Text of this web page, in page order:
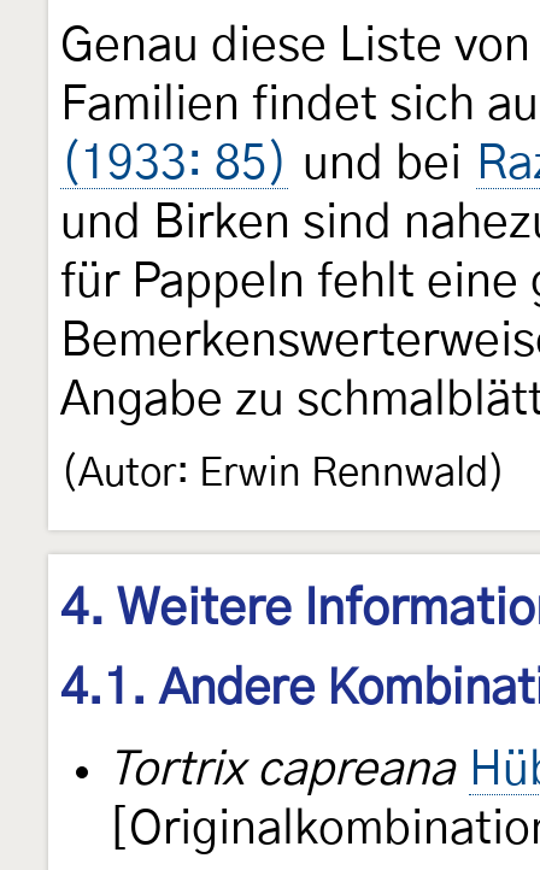
Genau diese Liste
Familien findet sich
(1933: 85) und bei
und Birken sind
für Pappeln fehlt eine
Angabe zu
(Autor: Erwin Rennwald)
4. Weitere
4.1. Andere
Tortrix capreana